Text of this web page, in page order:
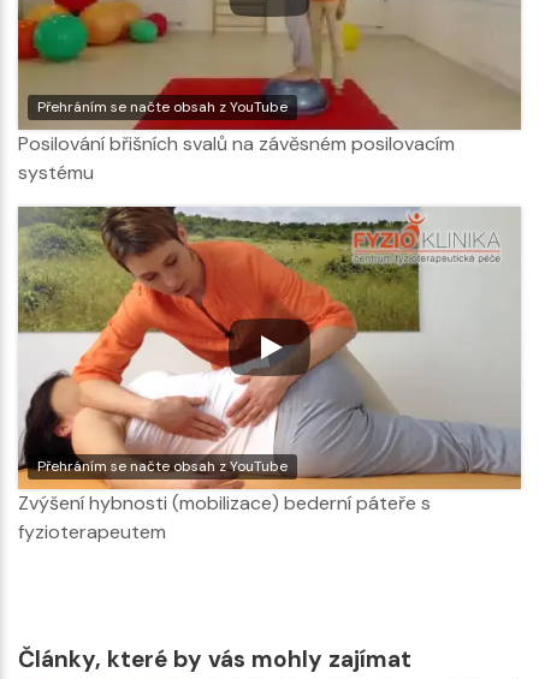
Přehráním se načte obsah z YouTube
Posilování břišních svalů na závěsném posilovacím
systému
Přehráním se načte obsah z YouTube
Zvýšení hybnosti (mobilizace) bederní páteře s
fyzioterapeutem
Články, které by vás mohly zajímat